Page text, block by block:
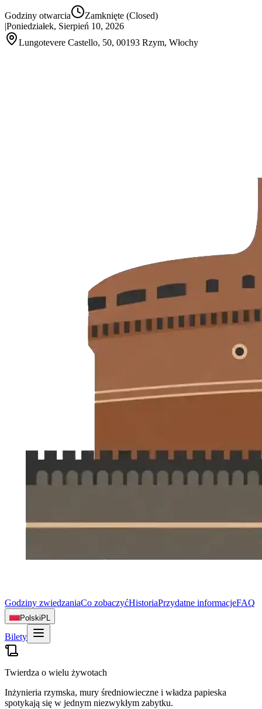
Godziny otwarcia Zamknięte (Closed)
|Poniedziałek, Sierpień 10, 2026
Lungotevere Castello, 50, 00193 Rzym, Włochy
Godziny zwiedzaniaCo zobaczyćHistoriaPrzydatne informacjeFAQ
Polski PL
Bilety
Twierdza o wielu żywotach
Inżynieria rzymska, mury średniowieczne i władza papieska
spotykają się w jednym niezwykłym zabytku.